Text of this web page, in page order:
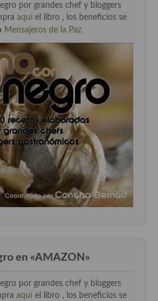
por grandes chef y bloggers
aqui el libro , los beneficios se
Mensajeros de la Paz
en «AMAZON»
por grandes chef y bloggers
aquí el libro , los beneficios se